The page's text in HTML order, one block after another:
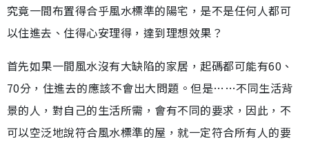
究竟一間布置得合乎風水標準的陽宅，是不是任何人都可
以住進去、住得心安理得，達到理想效果？
首先如果一間風水沒有大缺陷的家居，起碼都可能有60、
70分，住進去的應該不會出大問題。但是……不同生活背
景的人，對自己的生活所需，會有不同的要求，因此，不
可以空泛地說符合風水標準的屋，就一定符合所有人的要